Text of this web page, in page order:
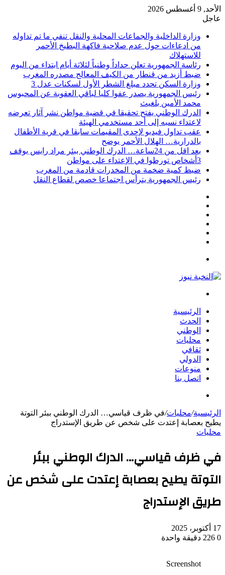
الأحد, 9 أغسطس 2026
عاجل
وزارة الداخلية والجماعات المحلية والنقل تنفي ما تم تداوله
من ادعاءات حول عدم صلاحية فاكهة البطيخ الأحمر
للاستهلاك
رئاسة الجمهورية تعلن حداداً وطنياً لثلاثة أيام ابتداء من اليوم
ضبط أزيد من قنطار من الكيف المعالج مصدره المغرب
وزارة السكن تحدد مبلغ الشطر الأول لسكنات عدل 3
رئيس الجمهورية يصدر عفوا كليا لباقي العقوبة عن المحبوس
محمد الأمين بلغيث
الدرك الوطني يفتح تحقيقا في قضية مواطن نشر آثار تعرضه
لاعتداء نسبه إلى أحد مستخدمي الهيئة
عقب تداول فيديو لإحدى المقيمات سابقا في قرية الأطفال
بالدرارية… الهلال الأحمر يوضح
بعد اقل من 24ساعة… الدرك الوطني ببئر مراد رايس يوقف
3أشخاص تورطوا في الإعتداء على مواطن
ضبط كمية ضخمة من المخدرات قادمة من المغرب
رئيس الجمهورية يترأس اجتماعا خصص لقطاع النقل
الرئيسية
الحدث
الوطني
محليات
ثقافي
الدولي
منوعات
اتصل بنا
الرئيسية/محليات/في ظرف قياسي… الدرك الوطني ببئر التوتة
يطيح بعصابة إعتدت على شخص عن طريق الإستدراج
محليات
في ظرف قياسي… الدرك الوطني ببئر
التوتة يطيح بعصابة إعتدت على شخص عن
طريق الإستدراج
17 أكتوبر، 2025
0
دقيقة واحدة
Screenshot